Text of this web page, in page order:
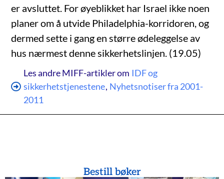
er avsluttet. For øyeblikket har Israel ikke noen
planer om å utvide Philadelphia-korridoren, og
dermed sette i gang en større ødeleggelse av
hus nærmest denne sikkerhetslinjen. (19.05)
Les andre MIFF-artikler om IDF og
sikkerhetstjenestene, Nyhetsnotiser fra 2001-
2011
Bestill bøker